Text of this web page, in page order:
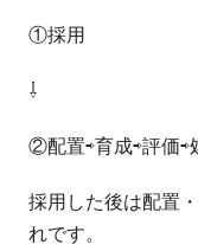
①採用
⇩
②配置⇨育成⇨評価⇨
採用した後は配置
れです。